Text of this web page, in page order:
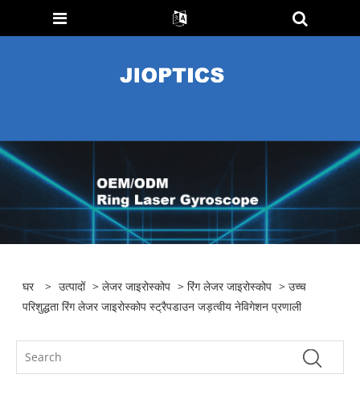
घर > उत्पादों >लेजर जाइरोस्कोप >रिंग लेजर जाइरोस्कोप > उच्च
परिशुद्धता रिंग लेजर जाइरोस्कोप स्ट्रैपडाउन जड़त्वीय नेविगेशन प्रणाली